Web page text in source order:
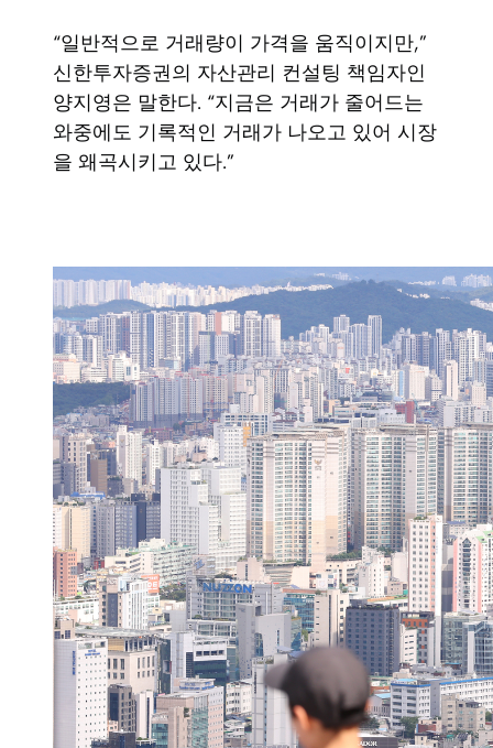
“일반적으로 거래량이 가격을 움직이지만,”
신한투자증권의 자산관리 컨설팅 책임자인
양지영은 말한다. “지금은 거래가 줄어드는
와중에도 기록적인 거래가 나오고 있어 시장
을 왜곡시키고 있다.”